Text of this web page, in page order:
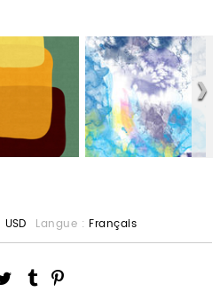
USD Langue : Français